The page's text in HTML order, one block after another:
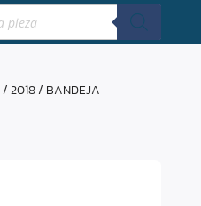
/2018/ BANDEJA